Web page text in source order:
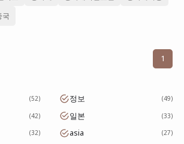
국
1
52 정보 49
42 일본 33
32 asia 27